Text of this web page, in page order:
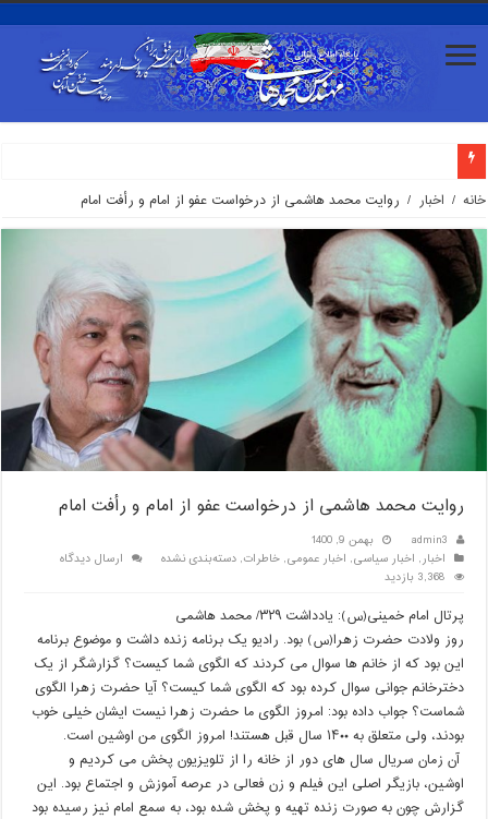
محمد هاشمی: مواضع طیف‌های تندرو بعضا با صدای گروه‌های اپوزیسیون همراه می‌شود/ صداوسیماخانه / اخبار / روایت محمد هاشمی از درخواست عفو از امام و رأفت امام
روایت محمد هاشمی از درخواست عفو از امام و رأفت امام
admin3
بهمن 9, 1400
اخبار, اخبار سیاسی, اخبار عمومی,خاطرات,دسته‌بندی نشده
ارسال دیدگاه
3,368 بازدید
پرتال امام خمینی(س): یادداشت ۳۲۹/ محمد هاشمی
روز ولادت حضرت زهرا(س) بود. رادیو یک برنامه زنده داشت و موضوع برنامه
این بود که از خانم ها سوال می کردند که الگوی شما کیست؟ گزارشگر از یک
دخترخانم جوانی سوال کرده بود که الگوی شما کیست؟ آیا حضرت زهرا الگوی
شماست؟ جواب داده بود: امروز الگوی ما حضرت زهرا نیست ایشان خیلی خوب
بودند، ولی متعلق به ۱۴۰۰ سال قبل هستند! امروز الگوی من اوشین است.
آن زمان سریال سال های دور از خانه را از تلویزیون پخش می کردیم و
اوشین، بازیگر اصلی این فیلم و زن فعالی در عرصه آموزش و اجتماع بود. این
گزارش چون به صورت زنده تهیه و پخش شده بود، به سمع امام نیز رسیده بود